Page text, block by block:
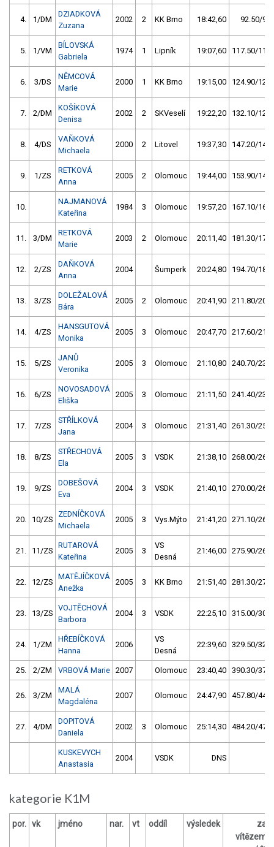
4. 1/DM
DZIADKOVÁ
Zuzana
2002 2 KK Brno 18:42,60 92.50/9,0
5. 1/VM
BÍLOVSKÁ
Gabriela
1974 1 Lipník 19:07,60 117.50/11,4
6. 3/DS
NĚMCOVÁ
Marie
2000 1 KK Brno 19:15,00 124.90/12,1
7. 2/DM
KOŠÍKOVÁ
Denisa
2002 2 SKVeselí 19:22,20 132.10/12,8
8. 4/DS
VAŇKOVÁ
Michaela
2000 2 Litovel 19:37,30 147.20/14,3
9. 1/ZS
RETKOVÁ
Anna
2005 2 Olomouc 19:44,00 153.90/14,9
10.
NAJMANOVÁ
Kateřina
1984 3 Olomouc 19:57,20 167.10/16,2
11. 3/DM
RETKOVÁ
Marie
2003 2 Olomouc 20:11,40 181.30/17,6
12. 2/ZS
DAŇKOVÁ
Anna
2004 Šumperk 20:24,80 194.70/18,9
13. 3/ZS
DOLEŽALOVÁ
Bára
2005 2 Olomouc 20:41,90 211.80/20,6
14. 4/ZS
HANSGUTOVÁ
Monika
2005 3 Olomouc 20:47,70 217.60/21,1
15. 5/ZS
JANŮ
Veronika
2005 3 Olomouc 21:10,80 240.70/23,4
16. 6/ZS
NOVOSADOVÁ
Eliška
2005 3 Olomouc 21:11,50 241.40/23,4
17. 7/ZS
STŘÍLKOVÁ
Jana
2004 3 Olomouc 21:31,40 261.30/25,4
18. 8/ZS
STŘECHOVÁ
Ela
2005 3 VSDK 21:38,10 268.00/26,0
19. 9/ZS
DOBEŠOVÁ
Eva
2004 3 VSDK 21:40,10 270.00/26,2
20. 10/ZS
ZEDNÍČKOVÁ
Michaela
2005 3 Vys.Mýto 21:41,20 271.10/26,3
21. 11/ZS
RUTAROVÁ
Kateřina
2005 3
VS
Desná
21:46,00 275.90/26,8
22. 12/ZS
MATĚJÍČKOVÁ
Anežka
2005 3 KK Brno 21:51,40 281.30/27,3
23. 13/ZS
VOJTĚCHOVÁ
Barbora
2004 3 VSDK 22:25,10 315.00/30,6
24. 1/ZM
HŘEBÍČKOVÁ
Hanna
2006
VS
Desná
22:39,60 329.50/32,0
25. 2/ZM VRBOVÁ Marie 2007 Olomouc 23:40,40 390.30/37,9
26. 3/ZM
MALÁ
Magdaléna
2007 Olomouc 24:47,90 457.80/44,4
27. 4/DM
DOPITOVÁ
Daniela
2002 3 Olomouc 25:14,30 484.20/47,0
KUSKEVYCH
Anastasia
2004 VSDK DNS
kategorie K1M
por. vk jméno nar. vt oddíl výsledek
za
vítězem